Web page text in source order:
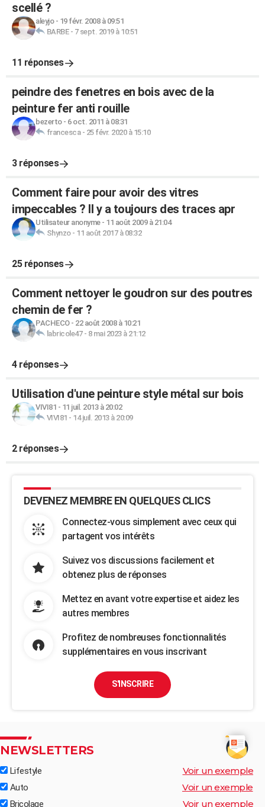
scellé ?
aleyjo- 19 févr. 2008 à 09:51
BARBE- 7 sept. 2019 à 10:51
11 réponses
peindre des fenetres en bois avec de la
peinture fer anti rouille
bezerto- 6 oct. 2011 à 08:31
francesca- 25 févr. 2020 à 15:10
3 réponses
Comment faire pour avoir des vitres
impeccables ? Il y a toujours des traces apr
Utilisateur anonyme- 11 août 2009 à 21:04
Shynzo- 11 août 2017 à 08:32
25 réponses
Comment nettoyer le goudron sur des poutres
chemin de fer ?
PACHECO- 22 août 2008 à 10:21
labricole47- 8 mai 2023 à 21:12
4 réponses
Utilisation d'une peinture style métal sur bois
VIVI81 - 11 juil. 2013 à 20:02
VIVI81 - 14 juil. 2013 à 20:09
2 réponses
DEVENEZ MEMBRE EN QUELQUES CLICS
Connectez-vous simplement avec ceux qui
partagent vos intérêts
Suivez vos discussions facilement et
obtenez plus de réponses
Mettez en avant votre expertise et aidez les
autres membres
Profitez de nombreuses fonctionnalités
supplémentaires en vous inscrivant
S'INSCRIRE
NEWSLETTERS
Lifestyle Voir un exemple
Auto Voir un exemple
Bricolage Voir un exemple